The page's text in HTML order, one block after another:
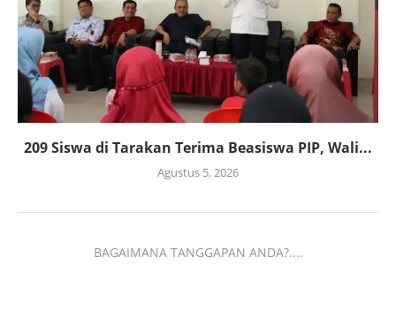
209 Siswa di Tarakan Terima Beasiswa PIP, Wali...
Agustus 5, 2026
BAGAIMANA TANGGAPAN ANDA?....